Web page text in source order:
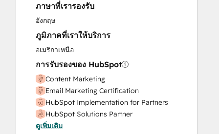
Marketing Hub Enterprise Onboarding
Marketing Hub Professional Onboarding
Paid Advertising
Programmable Automation
Public Relations
Revenue Hub Implementation
Sales and Marketing Alignment
Sales Enablement
Sales Hub Enterprise Onboarding
Sales Hub Professional Onboarding
Search Engine Optimization
ภาษาที่เรารองรับ
อังกฤษ
ภูมิภาคที่เราให้บริการ
อเมริกาเหนือ
การรับรองของ HubSpot
Content Marketing
Email Marketing Certification
HubSpot Implementation for Partners
HubSpot Solutions Partner
Inbound
ดูเพิ่มเติม